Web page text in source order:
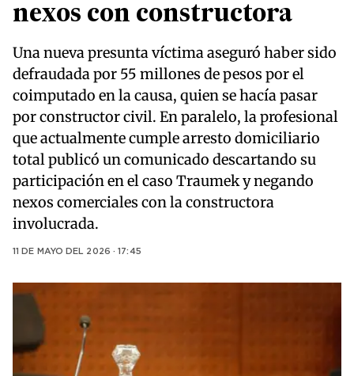
nexos con constructora
Una nueva presunta víctima aseguró haber sido
defraudada por 55 millones de pesos por el
coimputado en la causa, quien se hacía pasar
por constructor civil. En paralelo, la profesional
que actualmente cumple arresto domiciliario
total publicó un comunicado descartando su
participación en el caso Traumek y negando
nexos comerciales con la constructora
involucrada.
11 DE MAYO DEL 2026 · 17:45